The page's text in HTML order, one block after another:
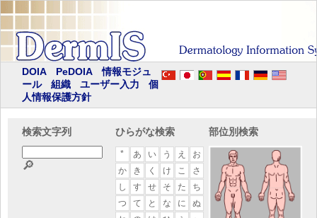
DOIA PeDOIA
情報モジュ
ール
組織 ユーザー入力
個
人情報保護方針
検索文字列
🔎
ひらがな検索
* あ い う え
お
か
き く け こ
さ
し
す せ そ た
ち
つ
て と な に
ぬ
部位別検索